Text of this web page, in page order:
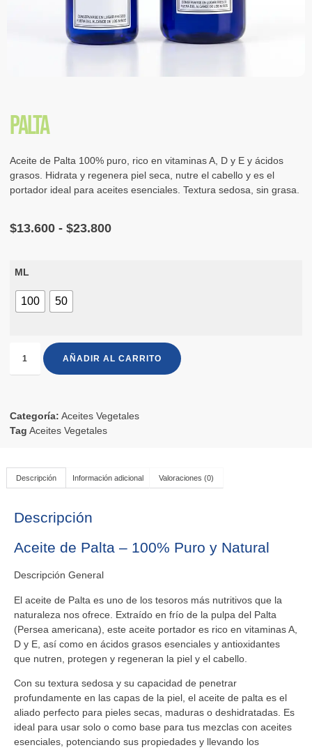
Palta
Aceite de Palta 100% puro, rico en vitaminas A, D y E y ácidos
grasos. Hidrata y regenera piel seca, nutre el cabello y es el
portador ideal para aceites esenciales. Textura sedosa, sin grasa.
$13.600 - $23.800
ML
100 50
AÑADIR AL CARRITO
Categoría: Aceites Vegetales
Tag Aceites Vegetales
Descripción Información adicional Valoraciones (0)
Descripción
Aceite de Palta – 100% Puro y Natural
Descripción General
El aceite de Palta es uno de los tesoros más nutritivos que la
naturaleza nos ofrece. Extraído en frío de la pulpa del Palta
(Persea americana), este aceite portador es rico en vitaminas A,
D y E, así como en ácidos grasos esenciales y antioxidantes
que nutren, protegen y regeneran la piel y el cabello.
Con su textura sedosa y su capacidad de penetrar
profundamente en las capas de la piel, el aceite de palta es el
aliado perfecto para pieles secas, maduras o deshidratadas. Es
ideal para usar solo o como base para tus mezclas con aceites
esenciales, potenciando sus propiedades y llevando los